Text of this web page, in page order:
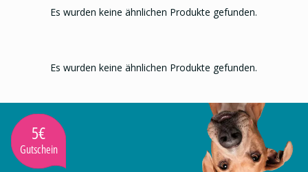
Es wurden keine ähnlichen Produkte gefunden.
Es wurden keine ähnlichen Produkte gefunden.
5€
Gutschein